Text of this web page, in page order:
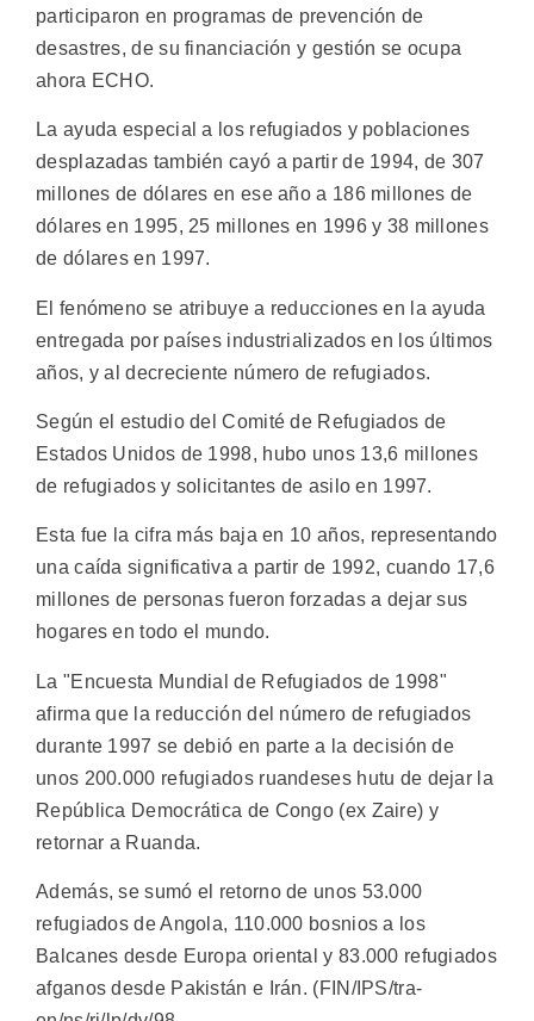
participaron en programas de prevención de
desastres, de su financiación y gestión se ocupa
ahora ECHO.
La ayuda especial a los refugiados y poblaciones
desplazadas también cayó a partir de 1994, de 307
millones de dólares en ese año a 186 millones de
dólares en 1995, 25 millones en 1996 y 38 millones
de dólares en 1997.
El fenómeno se atribuye a reducciones en la ayuda
entregada por países industrializados en los últimos
años, y al decreciente número de refugiados.
Según el estudio del Comité de Refugiados de
Estados Unidos de 1998, hubo unos 13,6 millones
de refugiados y solicitantes de asilo en 1997.
Esta fue la cifra más baja en 10 años, representando
una caída significativa a partir de 1992, cuando 17,6
millones de personas fueron forzadas a dejar sus
hogares en todo el mundo.
La "Encuesta Mundial de Refugiados de 1998"
afirma que la reducción del número de refugiados
durante 1997 se debió en parte a la decisión de
unos 200.000 refugiados ruandeses hutu de dejar la
República Democrática de Congo (ex Zaire) y
retornar a Ruanda.
Además, se sumó el retorno de unos 53.000
refugiados de Angola, 110.000 bosnios a los
Balcanes desde Europa oriental y 83.000 refugiados
afganos desde Pakistán e Irán. (FIN/IPS/tra-